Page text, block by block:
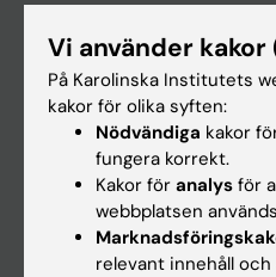
Huvudmeny
Utbildning
Forskarutbildning
Forskning
Vi använder
På Karolinska Institutets
kakor för olika syften:
Nödvändiga kakor
fungera korrekt.
Kakor för analys för
webbplatsen
relevant innehåll